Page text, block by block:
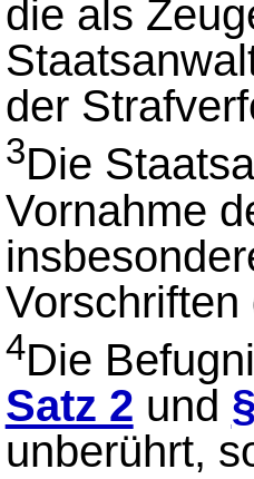
die als
der
3Die
Vornahme
4Die
Satz 2 und
unberührt,